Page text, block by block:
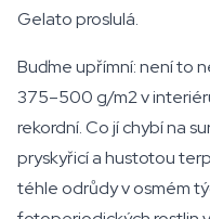
Gelato proslulá.
Buďme upřímní: není to
375–500 g/m2 v
rekordní. Co jí chybí na
pryskyřicí a hustotou
téhle odrůdy v osmém